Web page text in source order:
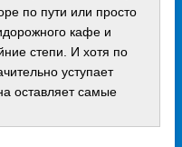
по пути или просто
кафе и
степи. И хотя по
уступает
оставляет самые